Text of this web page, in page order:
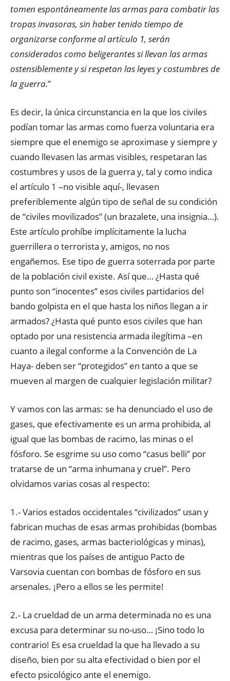
tomen espontáneamente las armas para combatir las
tropas invasoras, sin haber tenido tiempo de
organizarse conforme al artículo 1, serán
considerados como beligerantes si llevan las armas
ostensiblemente y si respetan las leyes y costumbres de
la guerra.”
Es decir, la única circunstancia en la que los civiles
podían tomar las armas como fuerza voluntaria era
siempre que el enemigo se aproximase y siempre y
cuando llevasen las armas visibles, respetaran las
costumbres y usos de la guerra y, tal y como indica
el artículo 1 –no visible aquí-, llevasen
preferiblemente algún tipo de señal de su condición
de “civiles movilizados” (un brazalete, una insignia…).
Este artículo prohíbe implícitamente la lucha
guerrillera o terrorista y, amigos, no nos
engañemos. Ese tipo de guerra soterrada por parte
de la población civil existe. Así que… ¿Hasta qué
punto son “inocentes” esos civiles partidarios del
bando golpista en el que hasta los niños llegan a ir
armados? ¿Hasta qué punto esos civiles que han
optado por una resistencia armada ilegítima –en
cuanto a ilegal conforme a la Convención de La
Haya- deben ser “protegidos” en tanto a que se
mueven al margen de cualquier legislación militar?
Y vamos con las armas: se ha denunciado el uso de
gases, que efectivamente es un arma prohibida, al
igual que las bombas de racimo, las minas o el
fósforo. Se esgrime su uso como “casus belli” por
tratarse de un “arma inhumana y cruel”. Pero
olvidamos varias cosas al respecto:
1.- Varios estados occidentales “civilizados” usan y
fabrican muchas de esas armas prohibidas (bombas
de racimo, gases, armas bacteriológicas y minas),
mientras que los países de antiguo Pacto de
Varsovia cuentan con bombas de fósforo en sus
arsenales. ¡Pero a ellos se les permite!
2.- La crueldad de un arma determinada no es una
excusa para determinar su no-uso… ¡Sino todo lo
contrario! Es esa crueldad la que ha llevado a su
diseño, bien por su alta efectividad o bien por el
efecto psicológico ante el enemigo.